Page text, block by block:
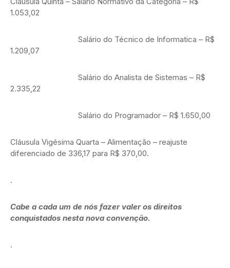
1.053,02
Salário do Técnico de Informatica – R$
1.209,07
Salário do Analista de Sistemas – R$
2.335,22
Salário do Programador – R$ 1.650,00
Cláusula Vigésima Quarta – Alimentação – reajuste
diferenciado de 336,17 para R$ 370,00.
.
Cabe a cada um de nós fazer valer os direitos
conquistados nesta nova convenção.
.